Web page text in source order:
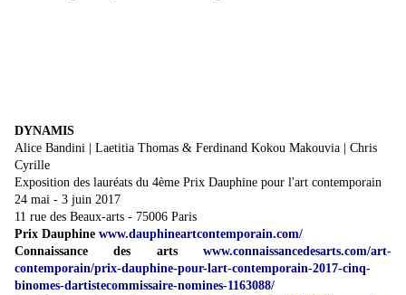
DYNAMIS
Alice Bandini | Laetitia Thomas & Ferdinand Kokou Makouvia | Chris
Cyrille
Exposition des lauréats du 4ème Prix Dauphine pour l'art contemporain
24 mai - 3 juin 2017
11 rue des Beaux-arts - 75006 Paris
Prix Dauphine www.dauphineartcontemporain.com/
Connaissance des arts
www.connaissancedesarts.com/art-
contemporain/prix-dauphine-pour-lart-contemporain-2017-cinq-
binomes-dartistecommissaire-nomines-1163088/